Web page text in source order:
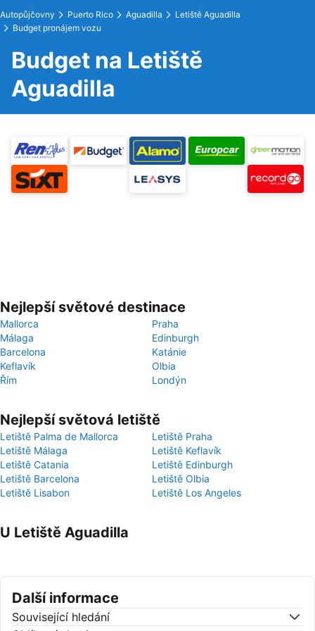
Autopůjčovny Puerto Rico Aguadilla
Letiště Aguadilla
Budget pronájem vozu
Budget na Letiště
Aguadilla
Nejlepší světové destinace
Mallorca
Praha
Málaga
Edinburgh
Barcelona
Katánie
Keflavík
Olbia
Řím
Londýn
Nejlepší světová letiště
Letiště Palma de Mallorca
Letiště Praha
Letiště Málaga
Letiště Keflavík
Letiště Catania
Letiště Edinburgh
Letiště Barcelona
Letiště Olbia
Letiště Lisabon
Letiště Los Angeles
U Letiště Aguadilla
Další informace
Související hledání